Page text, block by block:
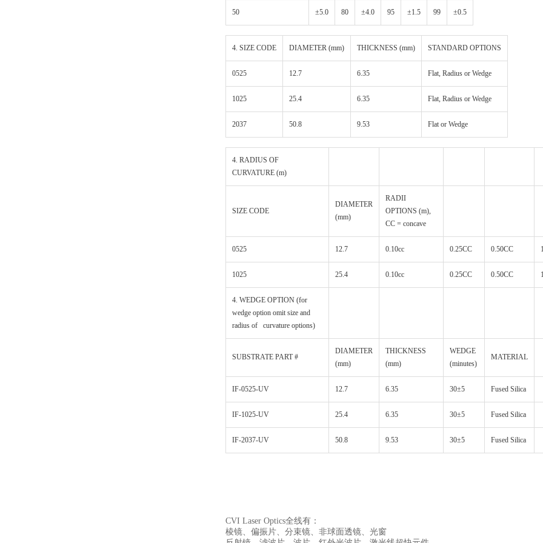
50 ±5.0 80 ±4.0 95 ±1.5 99 ±0.5
4. SIZE CODE DIAMETER (mm) THICKNESS (mm) STANDARD OPTIONS
0525 12.7 6.35 Flat, Radius or Wedge
1025 25.4 6.35 Flat, Radius or Wedge
2037 50.8 9.53 Flat or Wedge
4. RADIUS OF
CURVATURE (m)
SIZE CODE
DIAMETER
(mm)
RADII
OPTIONS (m),
CC = concave
0525 12.7 0.10cc 0.25CC 0.50CC
1025 25.4 0.10cc 0.25CC 0.50CC
4. WEDGE OPTION (for
wedge option omit size and
radius of curvature options)
SUBSTRATE PART #
DIAMETER
(mm)
THICKNESS
(mm)
WEDGE
(minutes)
MATERIAL
IF-0525-UV 12.7 6.35 30±5 Fused Silica
IF-1025-UV 25.4 6.35 30±5 Fused Silica
IF-2037-UV 50.8 9.53 30±5 Fused Silica
CVI Laser Optics全线有：
棱镜、偏振片、分束镜、非球面透镜、光窗